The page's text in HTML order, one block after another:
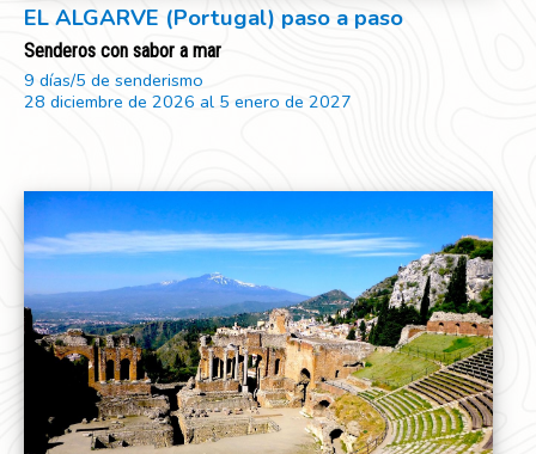
EL ALGARVE (Portugal) paso a paso
Senderos con sabor a mar
9 días/5 de senderismo
28 diciembre de 2026 al 5 enero de 2027